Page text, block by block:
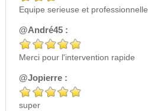
Equipe serieuse et professionnelle
@André45 :
Merci pour l'intervention rapide
@Jopierre :
super